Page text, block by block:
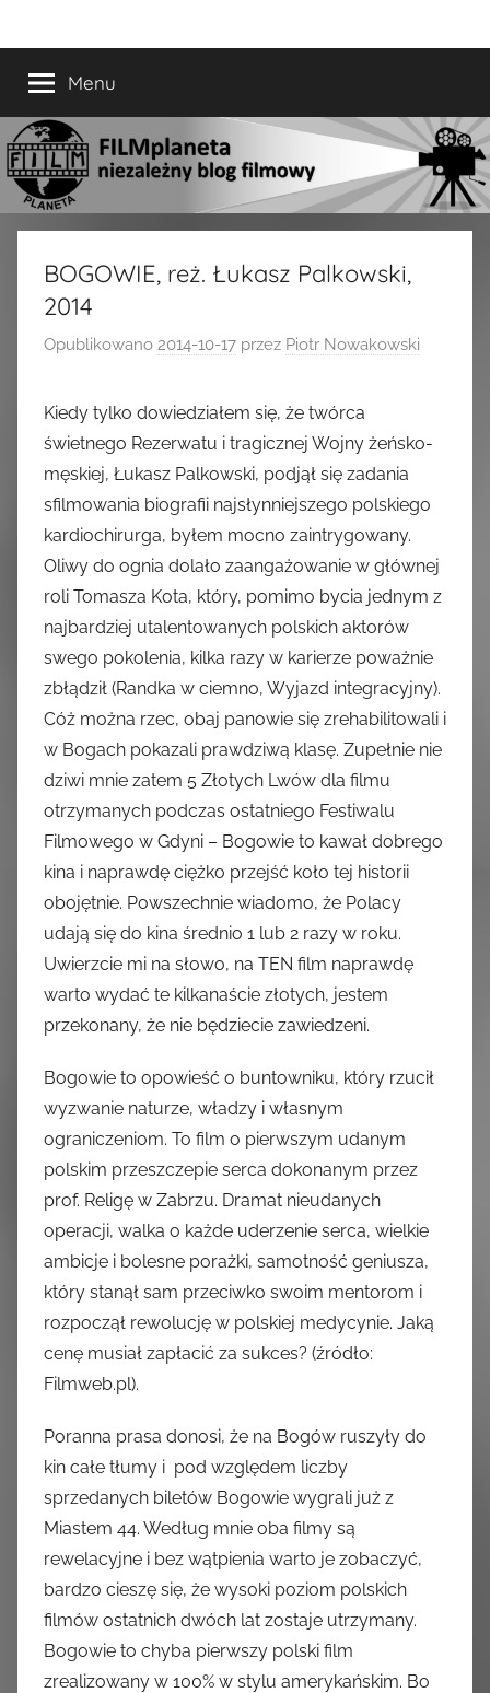
do
treści
FILMplaneta
filmowyMenu
BOGOWIE, reż. Łukasz Palkowski,
2014
Opublikowano 2014-10-17 przez Piotr Nowakowski
Kiedy tylko dowiedziałem się, że twórca
świetnego Rezerwatu i tragicznej Wojny żeńsko-
męskiej, Łukasz Palkowski, podjął się zadania
sfilmowania biografii najsłynniejszego polskiego
kardiochirurga, byłem mocno zaintrygowany.
Oliwy do ognia dolało zaangażowanie w głównej
roli Tomasza Kota, który, pomimo bycia jednym z
najbardziej utalentowanych polskich aktorów
swego pokolenia, kilka razy w karierze poważnie
zbłądził (Randka w ciemno, Wyjazd integracyjny).
Cóż można rzec, obaj panowie się zrehabilitowali i
w Bogach pokazali prawdziwą klasę. Zupełnie nie
dziwi mnie zatem 5 Złotych Lwów dla filmu
otrzymanych podczas ostatniego Festiwalu
Filmowego w Gdyni – Bogowie to kawał dobrego
kina i naprawdę ciężko przejść koło tej historii
obojętnie. Powszechnie wiadomo, że Polacy
udają się do kina średnio 1 lub 2 razy w roku.
Uwierzcie mi na słowo, na TEN film naprawdę
warto wydać te kilkanaście złotych, jestem
przekonany, że nie będziecie zawiedzeni.
Bogowie to opowieść o buntowniku, który rzucił
wyzwanie naturze, władzy i własnym
ograniczeniom. To film o pierwszym udanym
polskim przeszczepie serca dokonanym przez
prof. Religę w Zabrzu. Dramat nieudanych
operacji, walka o każde uderzenie serca, wielkie
ambicje i bolesne porażki, samotność geniusza,
który stanął sam przeciwko swoim mentorom i
rozpoczął rewolucję w polskiej medycynie. Jaką
cenę musiał zapłacić za sukces? (źródło:
Filmweb.pl).
Poranna prasa donosi, że na Bogów ruszyły do
kin całe tłumy i pod względem liczby
sprzedanych biletów Bogowie wygrali już z
Miastem 44. Według mnie oba filmy są
rewelacyjne i bez wątpienia warto je zobaczyć,
bardzo cieszę się, że wysoki poziom polskich
filmów ostatnich dwóch lat zostaje utrzymany.
Bogowie to chyba pierwszy polski film
zrealizowany w 100% w stylu amerykańskim. Bo